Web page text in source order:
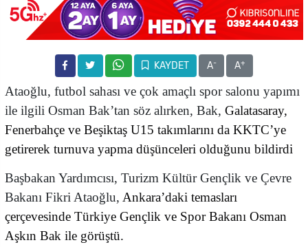
KAYDET A- A+
Ataoğlu, futbol sahası ve çok amaçlı spor salonu yapımı
ile ilgili Osman Bak’tan söz alırken, Bak, Galatasaray,
Fenerbahçe ve Beşiktaş U15 takımlarını da KKTC’ye
getirerek turnuva yapma düşünceleri olduğunu bildirdi
Başbakan Yardımcısı, Turizm Kültür Gençlik ve Çevre
Bakanı Fikri Ataoğlu, Ankara’daki temasları
çerçevesinde Türkiye Gençlik ve Spor Bakanı Osman
Aşkın Bak ile görüştü.